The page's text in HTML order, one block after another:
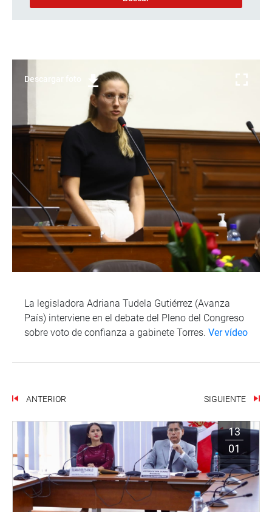
Descargar foto
La legisladora Adriana Tudela Gutiérrez (Avanza
País) interviene en el debate del Pleno del Congreso
sobre voto de confianza a gabinete Torres. Ver vídeo
ANTERIOR SIGUIENTE
13
01